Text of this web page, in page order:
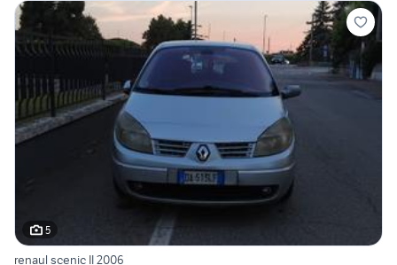
5
renaul scenic II 2006